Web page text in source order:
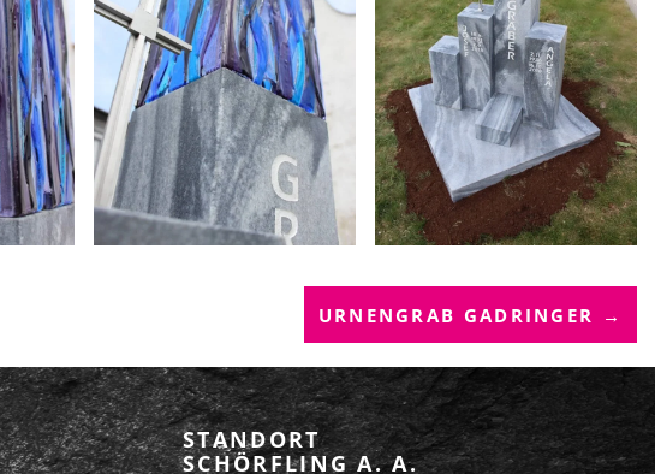
URNENGRAB GADRINGER →
STANDORT
SCHÖRFLING A. A.